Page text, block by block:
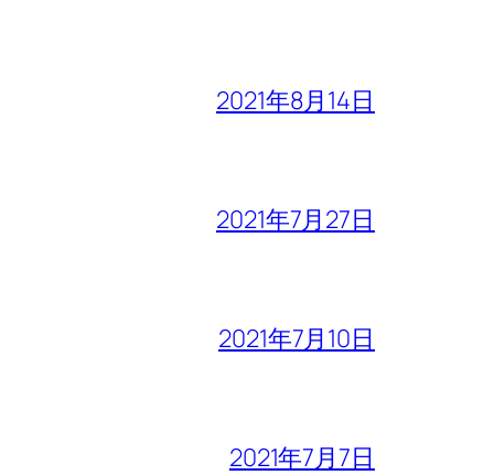
2021年8月14日
2021年7月27日
2021年7月10日
2021年7月7日